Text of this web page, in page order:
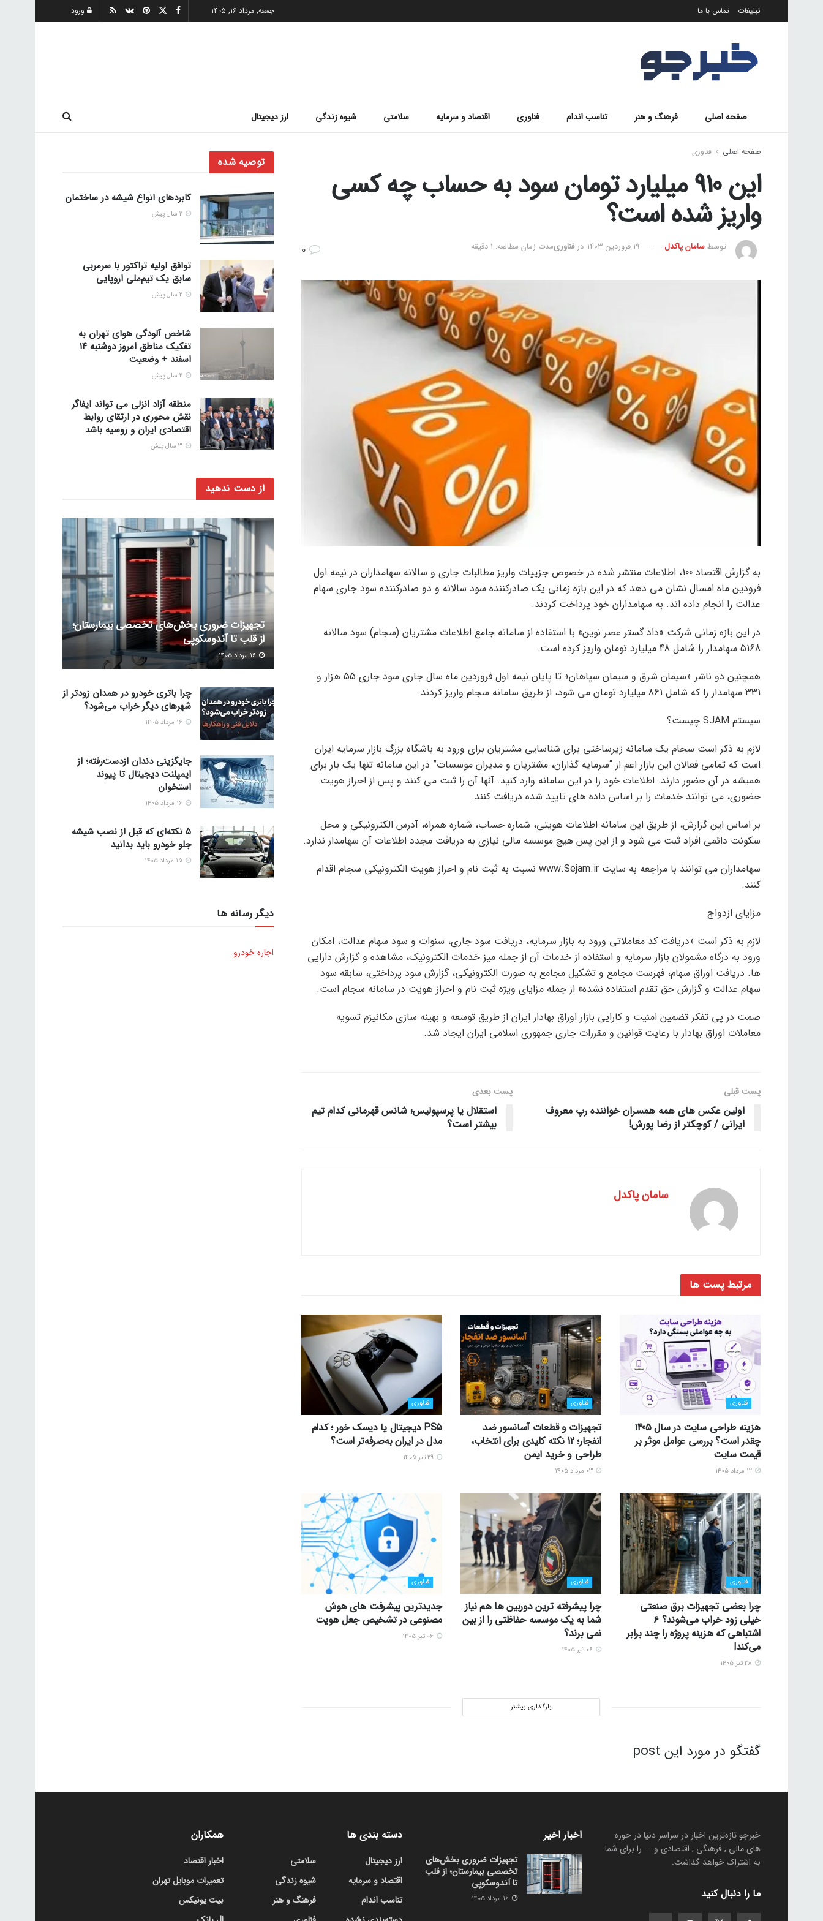
تبلیغات تماس با ما جمعه, مرداد ۱۶, ۱۴۰۵ ورود
صفحه اصلی فرهنگ و هنر تناسب اندام فناوری اقتصاد و سرمایه سلامتی شیوه زندگی ارز دیجیتال
صفحه اصلی فناوری
این 910 میلیارد تومان سود به حساب چه کسی
واریز شده است؟
توسطسامان پاکدل ۱۹ فروردین ۱۴۰۳ در فناوریمدت زمان مطالعه: 1 دقیقه
به گزارش اقتصاد 100، اطلاعات منتشر شده در خصوص جزییات واریز مطالبات جاری و سالانه سهامداران در نیمه اول
فرودین ماه امسال نشان می دهد که در این بازه زمانی یک صادرکننده سود سالانه و دو صادرکننده سود جاری سهام
عدالت را انجام داده اند. به سهامداران خود پرداخت کردند.
در این بازه زمانی شرکت «داد گستر عصر نوین» با استفاده از سامانه جامع اطلاعات مشتریان (سجام) سود سالانه
5168 سهامدار را شامل 48 میلیارد تومان واریز کرده است.
همچنین دو ناشر «سیمان شرق و سیمان سپاهان» تا پایان نیمه اول فروردین ماه سال جاری سود جاری 55 هزار و
331 سهامدار را که شامل 861 میلیارد تومان می شود، از طریق سامانه سجام واریز کردند.
سیستم SJAM چیست؟
لازم به ذکر است سجام یک سامانه زیرساختی برای شناسایی مشتریان برای ورود به باشگاه بزرگ بازار سرمایه ایران
است که تمامی فعالان این بازار اعم از “سرمایه گذاران، مشتریان و مدیران موسسات” در این سامانه تنها یک بار برای
همیشه در آن حضور دارند. اطلاعات خود را در این سامانه وارد کنید. آنها آن را ثبت می کنند و پس از احراز هویت
حضوری، می توانند خدمات را بر اساس داده های تایید شده دریافت کنند.
بر اساس این گزارش، از طریق این سامانه اطلاعات هویتی، شماره حساب، شماره همراه، آدرس الکترونیکی و محل
سکونت دائمی افراد ثبت می شود و از این پس هیچ موسسه مالی نیازی به دریافت مجدد اطلاعات آن سهامدار ندارد.
سهامداران می توانند با مراجعه به سایت www.Sejam.ir نسبت به ثبت نام و احراز هویت الکترونیکی سجام اقدام
کنند.
مزایای ازدواج
لازم به ذکر است «دریافت کد معاملاتی ورود به بازار سرمایه، دریافت سود جاری، سنوات و سود سهام عدالت، امکان
ورود به درگاه مشمولان بازار سرمایه و استفاده از خدمات آن از جمله میز خدمات الکترونیک، مشاهده و گزارش دارایی
ها. دریافت اوراق سهام، فهرست مجامع و تشکیل مجامع به صورت الکترونیکی، گزارش سود پرداختی، سابقه سود
سهام عدالت و گزارش حق تقدم استفاده نشده» از جمله مزایای ویژه ثبت نام و احراز هویت در سامانه سجام است.
صمت در پی تفکر تضمین امنیت و کارایی بازار اوراق بهادار ایران از طریق توسعه و بهینه سازی مکانیزم تسویه
معاملات اوراق بهادار با رعایت قوانین و مقررات جاری جمهوری اسلامی ایران ایجاد شد.
پست قبلی
اولین عکس های همه همسران خواننده رپ معروف
ایرانی / کوچکتر از رضا پورش!
پست‌ بعدی
استقلال یا پرسپولیس؛ شانس قهرمانی کدام تیم
بیشتر است؟
سامان پاکدل
مرتبط پست ها
فناوری
هزینه طراحی سایت در سال 1405
چقدر است؟ بررسی عوامل موثر بر
قیمت سایت
فناوری
تجهیزات و قطعات آسانسور ضد
انفجار؛ 12 نکته کلیدی برای انتخاب،
طراحی و خرید ایمن
فناوری
PS5 دیجیتال یا دیسک خور ؛ کدام
مدل در ایران به‌صرفه‌تر است؟
فناوری
چرا بعضی تجهیزات برق صنعتی
خیلی زود خراب می‌شوند؟ ۶
اشتباهی که هزینه پروژه را چند برابر
می‌کند!
فناوری
چرا پیشرفته ترین دوربین ها هم نیاز
شما به یک موسسه حفاظتی را از بین
نمی برند؟
فناوری
جدیدترین پیشرفت های هوش
مصنوعی در تشخیص جعل هویت
بارگذاری بیشتر
گفتگو در مورد این post
توصیه شده
کابردهای انواع شیشه در ساختمان
توافق اولیه تراکتور با سرمربی
سابق یک تیم‌ملی اروپایی
شاخص آلودگی هوای تهران به
تفکیک مناطق امروز دوشنبه ۱۴
اسفند + وضعیت
منطقه آزاد انزلی می تواند ایفاگر
نقش محوری در ارتقای روابط
اقتصادی ایران و روسیه باشد
از دست ندهید
تجهیزات ضروری بخش‌های تخصصی بیمارستان؛
از قلب تا آندوسکوپی
چرا باتری خودرو در همدان زودتر از
شهرهای دیگر خراب می‌شود؟
جایگزینی دندان ازدست‌رفته؛ از
ایمپلنت دیجیتال تا پیوند
استخوان
5 نکته‌ای که قبل از نصب شیشه
جلو خودرو باید بدانید
دیگر رسانه ها
اجاره خودرو
خبرجو تازه‌ترین اخبار در سراسر دنیا در حوره
های مالی , فرهنگی , اقتصادی و ... را برای شما
به اشتراک خواهد گذاشت.
ما را دنبال کنید
اخبار اخیر
تجهیزات ضروری بخش‌های
تخصصی بیمارستان؛ از قلب
تا آندوسکوپی
دسته بندی ها
ارز دیجیتال
اقتصاد و سرمایه
تناسب اندام
سلامتی
شیوه زندگی
فرهنگ و هنر
همکاران
اخبار اقتصاد
تعمیرات موبایل تهران
بیت یونیکس